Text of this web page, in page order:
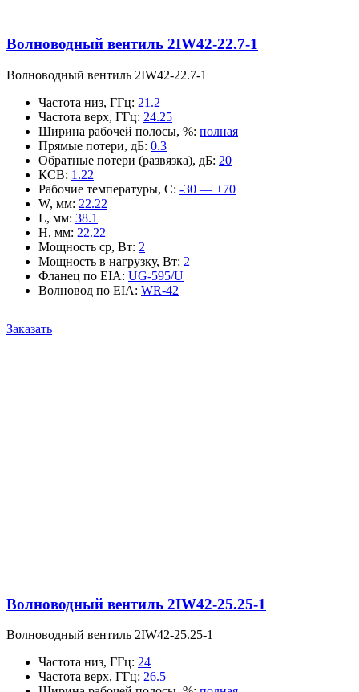
Волноводный вентиль 2IW42-22.7-1
Волноводный вентиль 2IW42-22.7-1
Частота низ, ГГц: 21.2
Частота верх, ГГц: 24.25
Ширина рабочей полосы, %: полная
Прямые потери, дБ: 0.3
Обратные потери (развязка), дБ: 20
КСВ: 1.22
Рабочие температуры, С: -30 — +70
W, мм: 22.22
L, мм: 38.1
H, мм: 22.22
Мощность ср, Вт: 2
Мощность в нагрузку, Вт: 2
Фланец по EIA: UG-595/U
Волновод по EIA: WR-42
Заказать
Волноводный вентиль 2IW42-25.25-1
Волноводный вентиль 2IW42-25.25-1
Частота низ, ГГц: 24
Частота верх, ГГц: 26.5